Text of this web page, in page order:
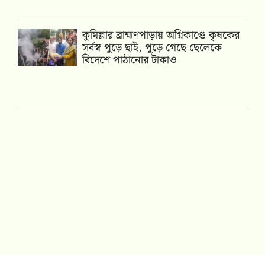
কুমিল্লার ব্রাহ্মণপাড়ায় অগ্নিকাণ্ডে কৃষকের
সর্বস্ব পুড়ে ছাই, পুড়ে গেছে ছেলেকে
বিদেশে পাঠানোর টাকাও